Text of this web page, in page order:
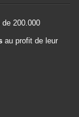
de 200.000
au profit de leur